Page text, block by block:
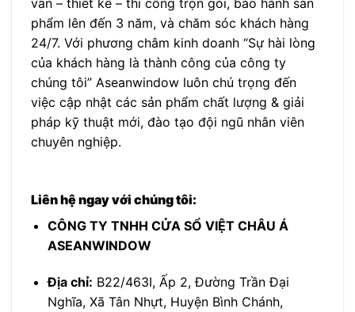
vấn – thiết kế – thi công trọn gói, bảo hành sản
phẩm lên đến 3 năm, và chăm sóc khách hàng
24/7. Với phương châm kinh doanh “Sự hài lòng
của khách hàng là thành công của công ty
chúng tôi” Aseanwindow luôn chú trọng đến
việc cập nhật các sản phẩm chất lượng & giải
pháp kỹ thuật mới, đào tạo đội ngũ nhân viên
chuyên nghiệp.
Liên hệ ngay với chúng tôi:
CÔNG TY TNHH CỬA SỔ VIỆT CHÂU Á
ASEANWINDOW
Địa chỉ: B22/463I, Ấp 2, Đường Trần Đại
Nghĩa, Xã Tân Nhựt, Huyện Bình Chánh,